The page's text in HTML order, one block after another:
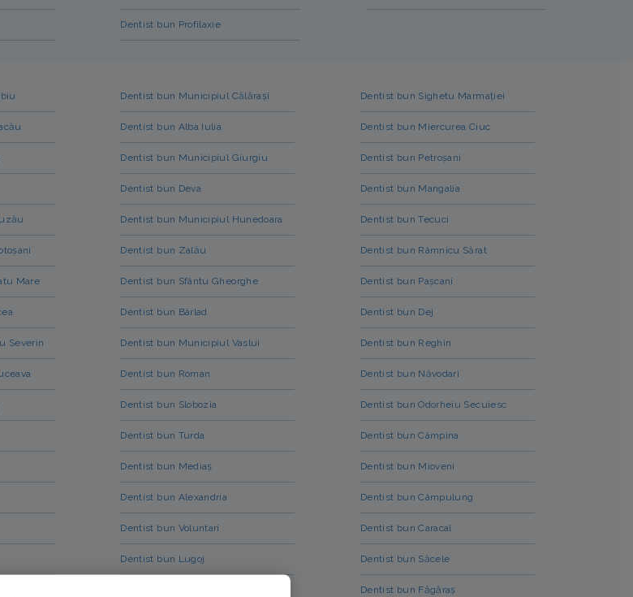
Dentist bun Profilaxie
Mare
Severin
Dentist bun Municipiul Călărași
Dentist bun Alba Iulia
Dentist bun Municipiul Giurgiu
Dentist bun Deva
Dentist bun Municipiul Hunedoara
Dentist bun Zalău
Dentist bun Sfântu Gheorghe
Dentist bun Bârlad
Dentist bun Municipiul Vaslui
Dentist bun Roman
Dentist bun Slobozia
Dentist bun Turda
Dentist bun Mediaș
Dentist bun Alexandria
Dentist bun Voluntari
Dentist bun Lugoj
Dentist bun Sighetu Marmației
Dentist bun Miercurea Ciuc
Dentist bun Petroșani
Dentist bun Mangalia
Dentist bun Tecuci
Dentist bun Râmnicu Sărat
Dentist bun Pașcani
Dentist bun Dej
Dentist bun Reghin
Dentist bun Năvodari
Dentist bun Odorheiu Secuiesc
Dentist bun Câmpina
Dentist bun Mioveni
Dentist bun Câmpulung
Dentist bun Caracal
Dentist bun Săcele
Dentist bun Făgăraș